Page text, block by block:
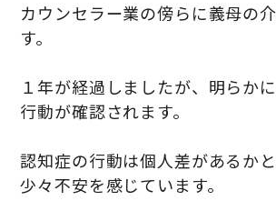
カウンセラー業の傍らに義母の
す。
１年が経過しましたが、明らか
行動が確認されます。
認知症の行動は個人差があるかと
少々不安を感じています。